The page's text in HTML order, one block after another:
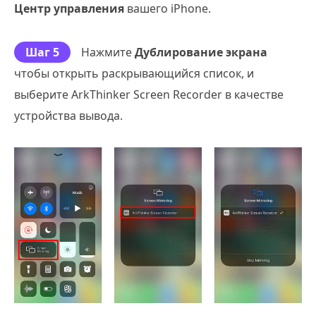
Центр управления вашего iPhone.
Шаг 5 НажмитеДублирование экрана
чтобы открыть раскрывающийся список, и
выберите ArkThinker Screen Recorder в качестве
устройства вывода.